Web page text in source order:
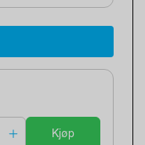
Kjøp